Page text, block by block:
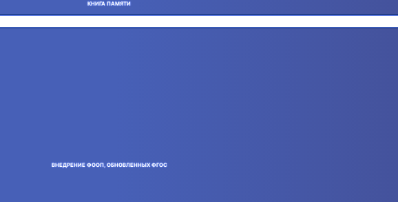
КНИГА ПАМЯТИ
ВНЕДРЕНИЕ ФООП, ОБНОВЛЕННЫХ ФГОС